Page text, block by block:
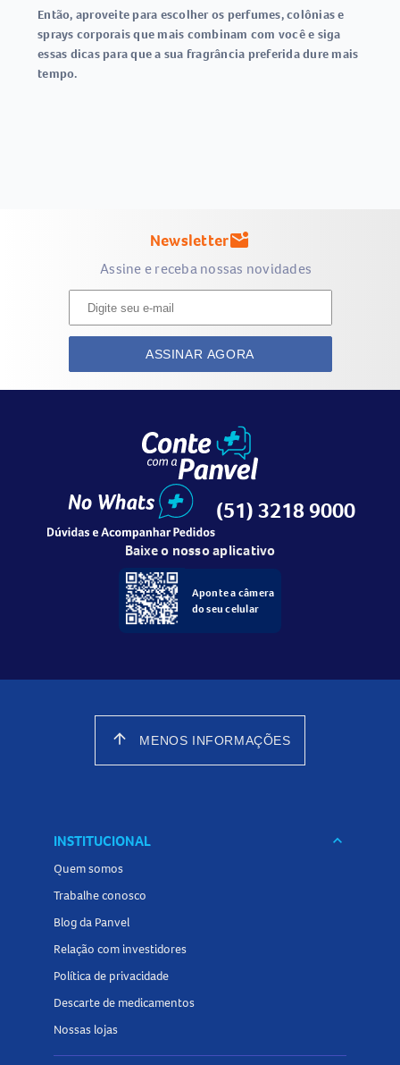
Então, aproveite para escolher os perfumes, colônias e
sprays corporais que mais combinam com você e siga
essas dicas para que a sua fragrância preferida dure mais
tempo.
Newslettermark_email_unread
Assine e receba nossas novidades
ASSINAR AGORA
(51) 3218 9000
Baixe o nosso aplicativo
Aponte a câmera
do seu celular
arrow_upward MENOS INFORMAÇÕES
INSTITUCIONAL keyboard_arrow_down
Quem somos
Trabalhe conosco
Blog da Panvel
Relação com investidores
Política de privacidade
Descarte de medicamentos
Nossas lojas